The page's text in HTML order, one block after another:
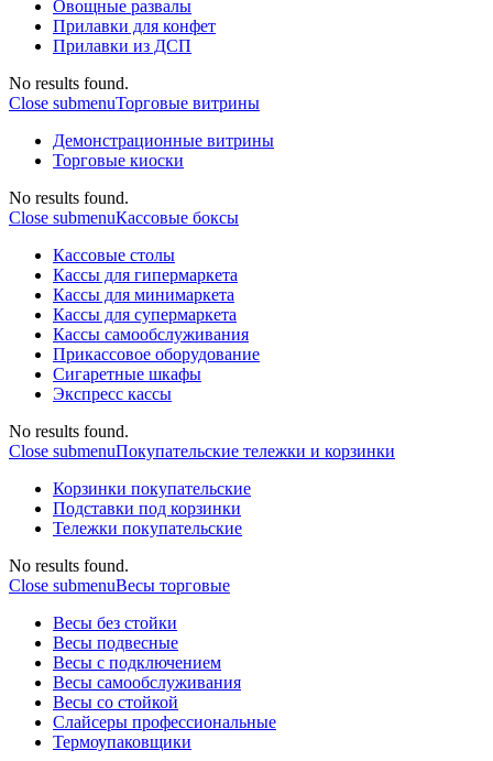
Овощные развалы
Прилавки для конфет
Прилавки из ДСП
No results found.
Close submenuТорговые витрины
Демонстрационные витрины
Торговые киоски
No results found.
Close submenuКассовые боксы
Кассовые столы
Кассы для гипермаркета
Кассы для минимаркета
Кассы для супермаркета
Кассы самообслуживания
Прикассовое оборудование
Сигаретные шкафы
Экспресс кассы
No results found.
Close submenuПокупательские тележки и корзинки
Корзинки покупательские
Подставки под корзинки
Тележки покупательские
No results found.
Close submenuВесы торговые
Весы без стойки
Весы подвесные
Весы с подключением
Весы самообслуживания
Весы со стойкой
Слайсеры профессиональные
Термоупаковщики